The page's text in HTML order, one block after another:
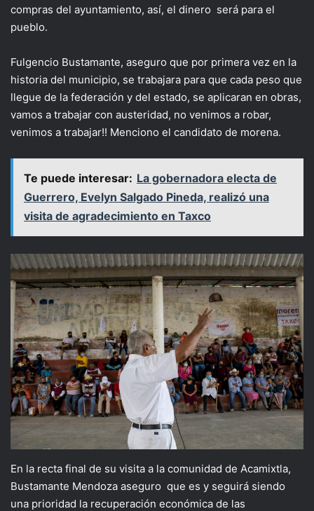
compras del ayuntamiento, así, el dinero será para el
pueblo.
Fulgencio Bustamante, aseguro que por primera vez en la
historia del municipio, se trabajara para que cada peso que
llegue de la federación y del estado, se aplicaran en obras,
vamos a trabajar con austeridad, no venimos a robar,
venimos a trabajar!! Menciono el candidato de morena.
Te puede interesar: La gobernadora electa de
Guerrero, Evelyn Salgado Pineda, realizó una
visita de agradecimiento en Taxco
En la recta final de su visita a la comunidad de Acamixtla,
Bustamante Mendoza aseguro que es y seguirá siendo
una prioridad la recuperación económica de las